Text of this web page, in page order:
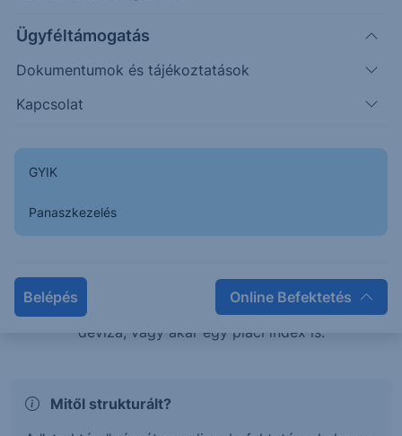
Ügyféltámogatás
Dokumentumok és tájékoztatások
Kapcsolat
GYIK
Panaszkezelés
Belépés Online Befektetés
A havonta érkező termékek között találsz olyat, ahol a
kiválasztott mögöttes piac vagy termékek negatív
részesülhetsz, vagy éppen tőkevédelem mellett érhetsz
Mi az a Strukturált értékpapír?
termékhez, vagy termékek kosarához kötött. Ez a
mögöttes termék lehet részvény, kötvény, árucikk,
deviza, vagy akár egy piaci index is.
Mitől strukturált?